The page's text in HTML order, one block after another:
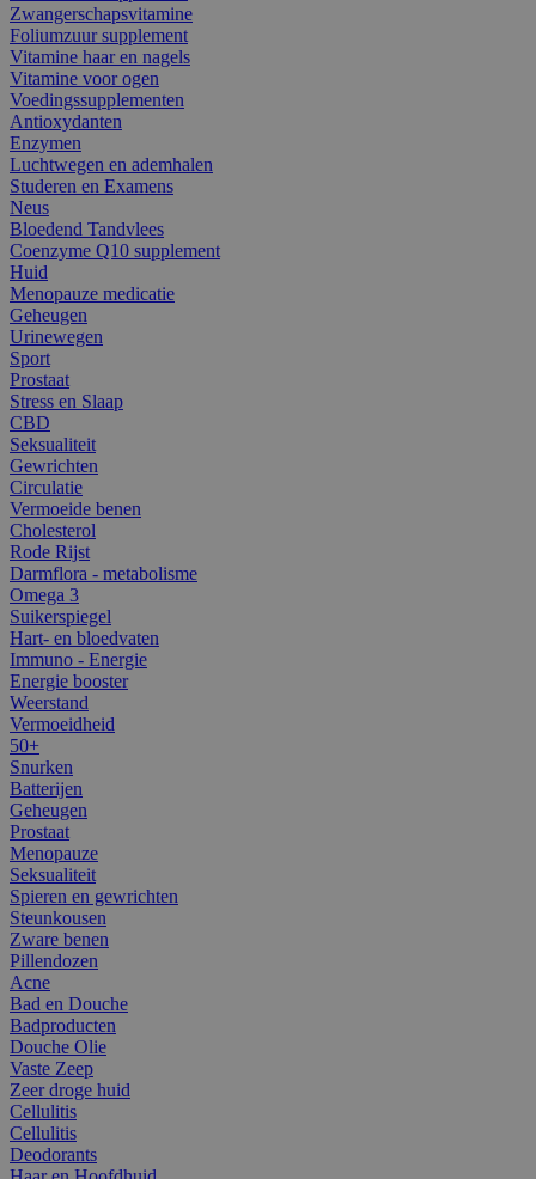
Zwangerschapsvitamine
Foliumzuur supplement
Vitamine haar en nagels
Vitamine voor ogen
Voedingssupplementen
Antioxydanten
Enzymen
Luchtwegen en ademhalen
Studeren en Examens
Neus
Bloedend Tandvlees
Coenzyme Q10 supplement
Huid
Menopauze medicatie
Geheugen
Urinewegen
Sport
Prostaat
Stress en Slaap
CBD
Seksualiteit
Gewrichten
Circulatie
Vermoeide benen
Cholesterol
Rode Rijst
Darmflora - metabolisme
Omega 3
Suikerspiegel
Hart- en bloedvaten
Immuno - Energie
Energie booster
Weerstand
Vermoeidheid
50+
Snurken
Batterijen
Geheugen
Prostaat
Menopauze
Seksualiteit
Spieren en gewrichten
Steunkousen
Zware benen
Pillendozen
Acne
Bad en Douche
Badproducten
Douche Olie
Vaste Zeep
Zeer droge huid
Cellulitis
Cellulitis
Deodorants